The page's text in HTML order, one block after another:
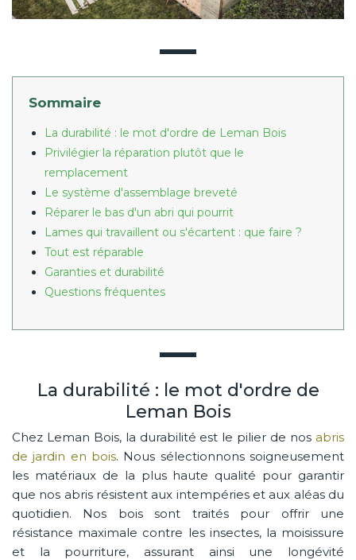
Sommaire
La durabilité : le mot d'ordre de Leman Bois
Privilégier la réparation plutôt que le
remplacement
Le système d'assemblage breveté
Réparer le bas d'un abri qui pourrit
Lames qui travaillent ou s'écartent : que faire ?
Tout est réparable
Garanties et durabilité
Questions fréquentes
La durabilité : le mot d'ordre de
Leman Bois
Chez Leman Bois, la durabilité est le pilier de nos abris
de jardin en bois. Nous sélectionnons soigneusement
les matériaux de la plus haute qualité pour garantir
que nos abris résistent aux intempéries et aux aléas du
quotidien. Nos bois sont traités pour offrir une
résistance maximale contre les insectes, la moisissure
et la pourriture, assurant ainsi une longévité